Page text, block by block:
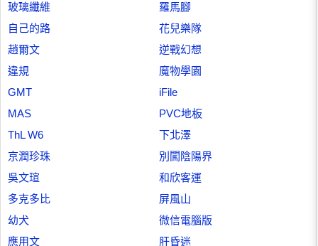
玻璃纖維
羅馬腳
自己的路
花兒樂隊
趙爾文
逆戰幻想
違規
魔物學園
GMT
iFile
MAS
PVC地板
ThL W6
下北澤
京潤珍珠
別闖陰陽界
吳文瑄
和欣客運
多克多比
屏風山
幼犬
微信電腦版
應用文
肝昏迷